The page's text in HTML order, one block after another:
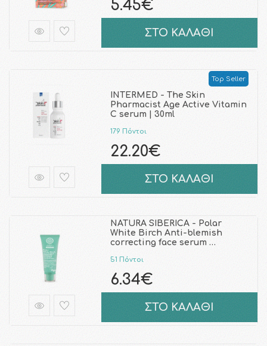
5.45€
ΣΤΟ ΚΑΛΑΘΙ
Top Seller
INTERMED - The Skin
Pharmacist Αge Active Vitamin
C serum | 30ml
179 Πόντοι
22.20€
ΣΤΟ ΚΑΛΑΘΙ
NATURA SIBERICA - Polar
White Birch Anti-blemish
correcting face serum …
51 Πόντοι
6.34€
ΣΤΟ ΚΑΛΑΘΙ